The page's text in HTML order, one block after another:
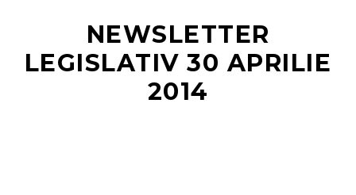
NEWSLETTER
LEGISLATIV 30 APRILIE
2014